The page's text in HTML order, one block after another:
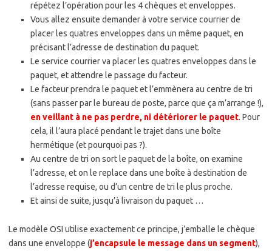
répétez l’opération pour les 4 chèques et enveloppes.
Vous allez ensuite demander à votre service courrier de
placer les quatres enveloppes dans un même paquet, en
précisant l’adresse de destination du paquet.
Le service courrier va placer les quatres enveloppes dans le
paquet, et attendre le passage du facteur.
Le facteur prendra le paquet et l’emmènera au centre de tri
(sans passer par le bureau de poste, parce que ça m’arrange !),
en veillant à ne pas perdre, ni détériorer le paquet. Pour
cela, il l’aura placé pendant le trajet dans une boîte
hermétique (et pourquoi pas ?).
Au centre de tri on sort le paquet de la boîte, on examine
l’adresse, et on le replace dans une boîte à destination de
l’adresse requise, ou d’un centre de tri le plus proche.
Et ainsi de suite, jusqu’à livraison du paquet …
Le modèle OSI utilise exactement ce principe, j’emballe le chèque
dans une enveloppe (j’encapsule le message dans un segment),